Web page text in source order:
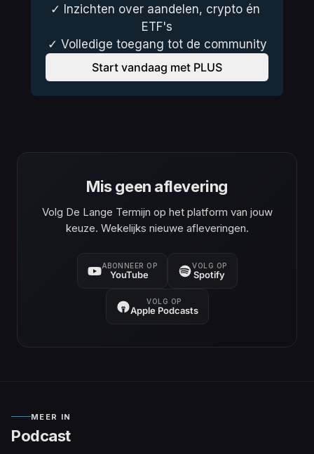
✓ Inzichten over aandelen, crypto én
ETF's
✓ Volledige toegang tot de community
Start vandaag met PLUS
Mis geen aflevering
Volg De Lange Termijn op het platform van jouw
keuze. Wekelijks nieuwe afleveringen.
ABONNEER OP
YouTube
VOLG OP
Spotify
VOLG OP
Apple Podcasts
MEER IN
Podcast